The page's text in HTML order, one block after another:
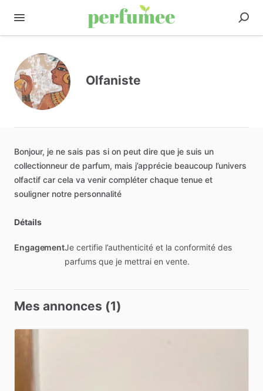
Olfaniste
Bonjour, je ne sais pas si on peut dire que je suis un
collectionneur de parfum, mais j’apprécie beaucoup l’univers
olfactif car cela va venir compléter chaque tenue et
souligner notre personnalité
Détails
EngagementJe certifie l’authenticité et la conformité des
parfums que je mettrai en vente.
Mes annonces (1)